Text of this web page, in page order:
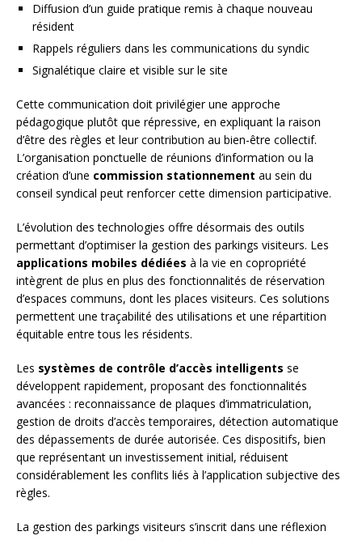
Diffusion d’un guide pratique remis à chaque nouveau
résident
Rappels réguliers dans les communications du syndic
Signalétique claire et visible sur le site
Cette communication doit privilégier une approche
pédagogique plutôt que répressive, en expliquant la raison
d’être des règles et leur contribution au bien-être collectif.
L’organisation ponctuelle de réunions d’information ou la
création d’une commission stationnement au sein du
conseil syndical peut renforcer cette dimension participative.
L’évolution des technologies offre désormais des outils
permettant d’optimiser la gestion des parkings visiteurs. Les
applications mobiles dédiées à la vie en copropriété
intègrent de plus en plus des fonctionnalités de réservation
d’espaces communs, dont les places visiteurs. Ces solutions
permettent une traçabilité des utilisations et une répartition
équitable entre tous les résidents.
Les systèmes de contrôle d’accès intelligents se
développent rapidement, proposant des fonctionnalités
avancées : reconnaissance de plaques d’immatriculation,
gestion de droits d’accès temporaires, détection automatique
des dépassements de durée autorisée. Ces dispositifs, bien
que représentant un investissement initial, réduisent
considérablement les conflits liés à l’application subjective des
règles.
La gestion des parkings visiteurs s’inscrit dans une réflexion